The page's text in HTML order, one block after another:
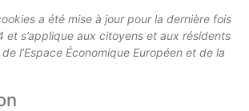
simple et efficace
a été mise à jour pour la dernière fois
et s’applique aux citoyens et aux résidents
l’Espace Économique Européen et de la